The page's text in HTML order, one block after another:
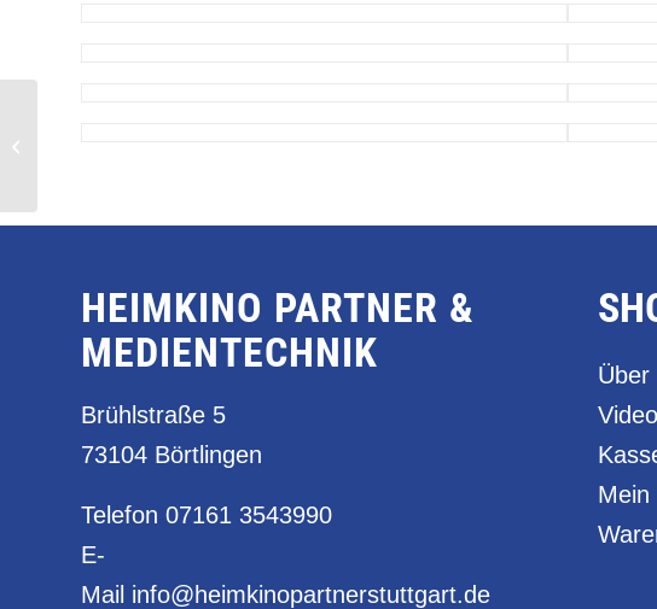
HEIMKINO PARTNER &
MEDIENTECHNIK
Brühlstraße 5
73104 Börtlingen
Telefon 07161 3543990
E-
Mail info@heimkinopartnerstuttgart.de
Über
Mein